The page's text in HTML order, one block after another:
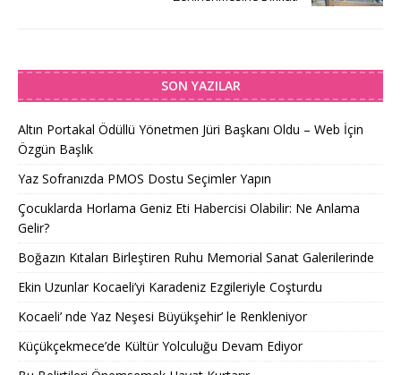
SON YAZILAR
Altın Portakal Ödüllü Yönetmen Jüri Başkanı Oldu – Web İçin
Özgün Başlık
Yaz Sofranızda PMOS Dostu Seçimler Yapın
Çocuklarda Horlama Geniz Eti Habercisi Olabilir: Ne Anlama
Gelir?
Boğazın Kıtaları Birleştiren Ruhu Memorial Sanat Galerilerinde
Ekin Uzunlar Kocaeli’yi Karadeniz Ezgileriyle Coşturdu
Kocaeli’ nde Yaz Neşesi Büyükşehir’ le Renkleniyor
Küçükçekmece’de Kültür Yolculuğu Devam Ediyor